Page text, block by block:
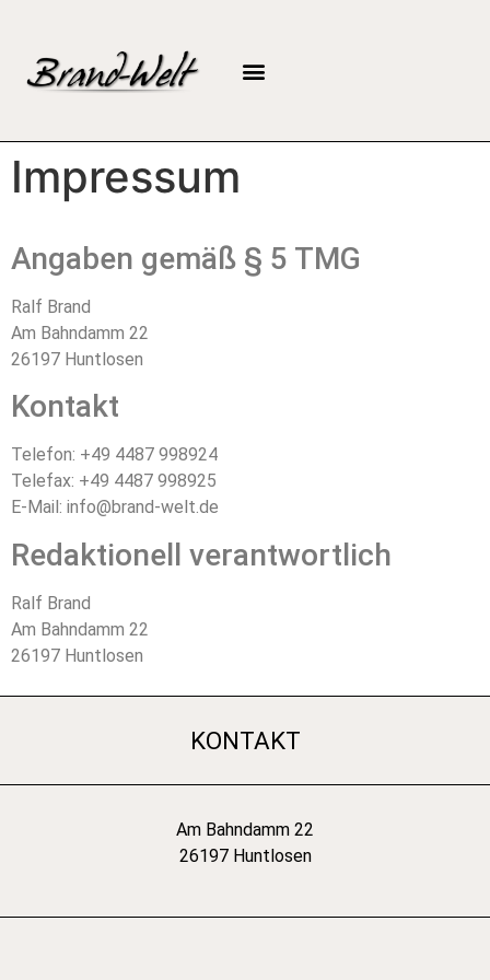
Impressum
Angaben gemäß § 5 TMG
Ralf Brand
Am Bahndamm 22
26197 Huntlosen
Kontakt
Telefon: +49 4487 998924
Telefax: +49 4487 998925
E-Mail: info@brand-welt.de
Redaktionell verantwortlich
Ralf Brand
Am Bahndamm 22
26197 Huntlosen
KONTAKT
Am Bahndamm 22
26197 Huntlosen